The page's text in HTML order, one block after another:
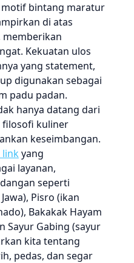
bintang maratur
di atas
memberikan
Kekuatan ulos
yang statement,
digunakan sebagai
padu padan.
hanya datang dari
filosofi kuliner
keseimbangan.
link yang
layanan,
seperti
Pisro (ikan
Bakakak Hayam
Sayur Gabing (sayur
kita tentang
pedas, dan segar